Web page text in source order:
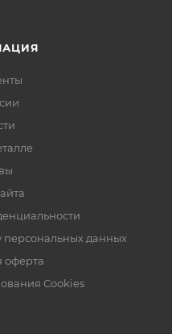
персональных данных
оферта
Cookies